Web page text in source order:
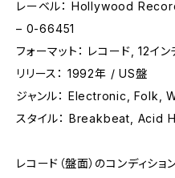
レーベル： Hollywood
– 0-66451
フォーマット： レコード, 12
リリース： 1992年 / US盤
ジャンル： Electronic, Folk,
スタイル： Breakbeat, Acid
レコード（盤面）のコンディショ